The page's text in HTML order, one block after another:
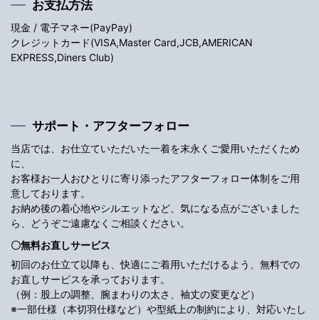
お支払方法
現金 / 電子マネー(PayPay)
クレジットカード(VISA,Master Card,JCB,AMERICAN
EXPRESS,Diners Club)
サポート・アフターフォロー
当店では、お仕立ていただいた一着を末永くご愛用いただくため
に、
お客様お一人おひとりに寄り添ったアフターフォロー体制をご用
意しております。
お納め後の着心地やシルエットなど、気になる点がございました
ら、どうぞご遠慮なくご相談ください。
〇無料お直しサービス
初回のお仕立て以降も、快適にご着用いただけるよう、無料での
お直しサービスを承っております。
（例：股上の調整、腕まわりの太さ、袖丈の変更など）
※一部仕様（本切羽仕様など）や型紙上の制約により、対応いたし